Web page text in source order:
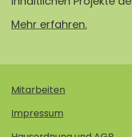
Mehr erfahren.
Mitarbeiten
Impressum